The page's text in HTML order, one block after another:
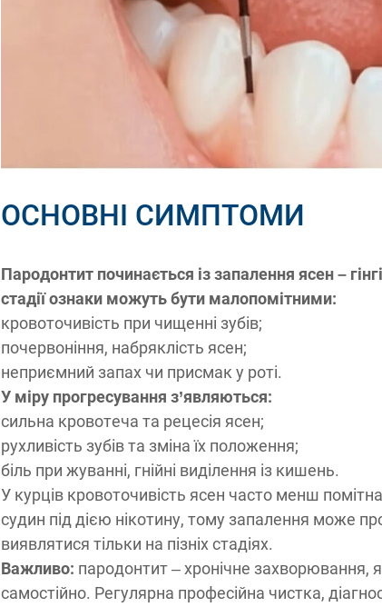
ОСНОВНІ СИМПТОМИ
Пародонтит починається із запалення ясен –
стадії ознаки можуть бути малопомітними:
кровоточивість при чищенні зубів;
почервоніння, набряклість ясен;
неприємний запах чи присмак у роті.
У міру прогресування з’являються:
сильна кровотеча та рецесія ясен;
рухливість зубів та зміна їх положення;
біль при жуванні, гнійні виділення із кишень.
У курців кровоточивість ясен часто менш
судин під дією нікотину, тому запалення може
виявлятися тільки на пізніх стадіях.
Важливо: пародонтит – хронічне захворювання,
самостійно. Регулярна професійна чистка,